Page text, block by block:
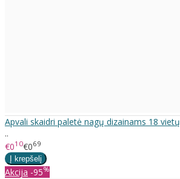
Apvali skaidri paletė nagų dizainams 18 vietų
..
€010€069
Akcija -95%